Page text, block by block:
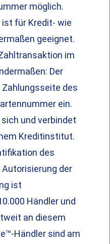
möglich.
für Kredit- wie
geeignet.
im
Der
des
ein.
und verbindet
Kreditinstitut.
des
der
ist
Händler und
an diesem
Händler sind am